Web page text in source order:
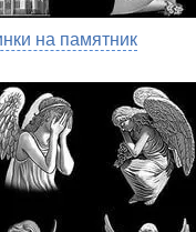
на памятник